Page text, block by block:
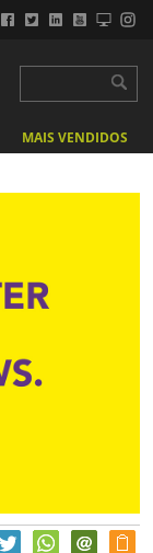
MAIS VENDIDOS